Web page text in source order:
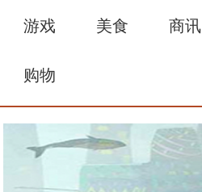
游戏 美食 商讯
购物